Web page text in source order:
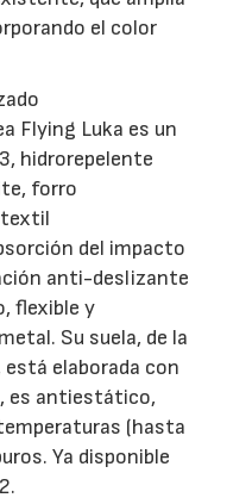
el color
Flying Luka es un
hidrorepelente
forro
del impacto
anti-deslizante
flexible y
Su suela, de la
está elaborada con
es antiestático,
(hasta
Ya disponible